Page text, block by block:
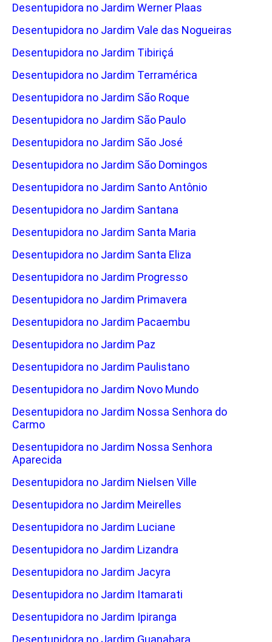
Desentupidora no Jardim Werner Plaas
Desentupidora no Jardim Vale das Nogueiras
Desentupidora no Jardim Tibiriçá
Desentupidora no Jardim Terramérica
Desentupidora no Jardim São Roque
Desentupidora no Jardim São Paulo
Desentupidora no Jardim São José
Desentupidora no Jardim São Domingos
Desentupidora no Jardim Santo Antônio
Desentupidora no Jardim Santana
Desentupidora no Jardim Santa Maria
Desentupidora no Jardim Santa Eliza
Desentupidora no Jardim Progresso
Desentupidora no Jardim Primavera
Desentupidora no Jardim Pacaembu
Desentupidora no Jardim Paz
Desentupidora no Jardim Paulistano
Desentupidora no Jardim Novo Mundo
Desentupidora no Jardim Nossa Senhora do
Carmo
Desentupidora no Jardim Nossa Senhora
Aparecida
Desentupidora no Jardim Nielsen Ville
Desentupidora no Jardim Meirelles
Desentupidora no Jardim Luciane
Desentupidora no Jardim Lizandra
Desentupidora no Jardim Jacyra
Desentupidora no Jardim Itamarati
Desentupidora no Jardim Ipiranga
Desentupidora no Jardim Guanabara